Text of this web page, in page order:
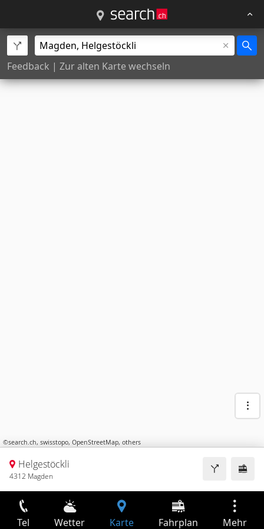
Feedback | Zur alten Karte wechseln
©search.ch, swisstopo, OpenStreetMap, others
Helgestöckli
4312 Magden
Tel Wetter Karte Fahrplan Mehr